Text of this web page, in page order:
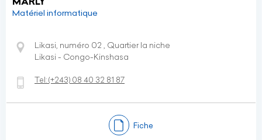
Matériel informatique
Likasi, numéro 02 , Quartier la niche
Likasi - Congo-Kinshasa
Tel:(+243) 08 40 32 81 87
Fiche